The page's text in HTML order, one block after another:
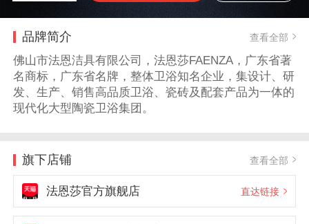
品牌简介 查看全部
佛山市法恩洁具有限公司，法恩莎FAENZA，广东省著
名商标，广东省名牌，整体卫浴知名企业，集设计、研
发、生产、销售高品质卫浴、瓷砖及配套产品为一体的
现代化大型陶瓷卫浴集团。
旗下店铺 查看全部
法恩莎官方旗舰店 直达链接